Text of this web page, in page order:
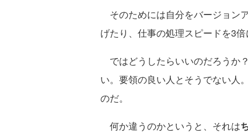
そのためには自分をバージョン
げたり、仕事の処理スピードを3
ではどうしたらいいのだろうか
い。要領の良い人とそうでない人
のだ。
何か違うのかというと、それは